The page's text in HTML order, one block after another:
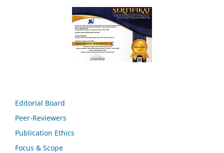
Editorial Board
Peer-Reviewers
Publication Ethics
Focus & Scope